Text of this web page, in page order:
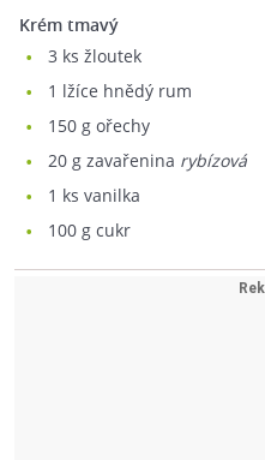
Krém tmavý
3 ks žloutek
1 lžíce hnědý rum
150 g ořechy
20 g zavařenina rybízová
1 ks vanilka
100 g cukr